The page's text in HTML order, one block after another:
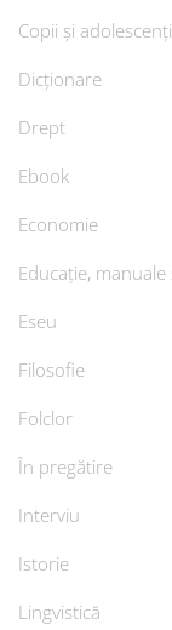
Copii și adolescenți
Dicționare
Drept
Ebook
Economie
Educație,
Eseu
Filosofie
Folclor
În pregătire
Interviu
Istorie
Lingvistică